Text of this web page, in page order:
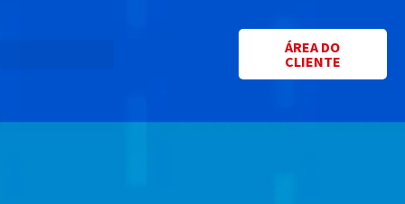
ÁREA DO
CLIENTE